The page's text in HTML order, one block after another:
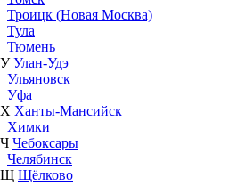
Троицк (Новая Москва)
Тула
Тюмень
У Улан-Удэ
Ульяновск
Уфа
Х Ханты-Мансийск
Химки
Ч Чебоксары
Челябинск
Щ Щёлково